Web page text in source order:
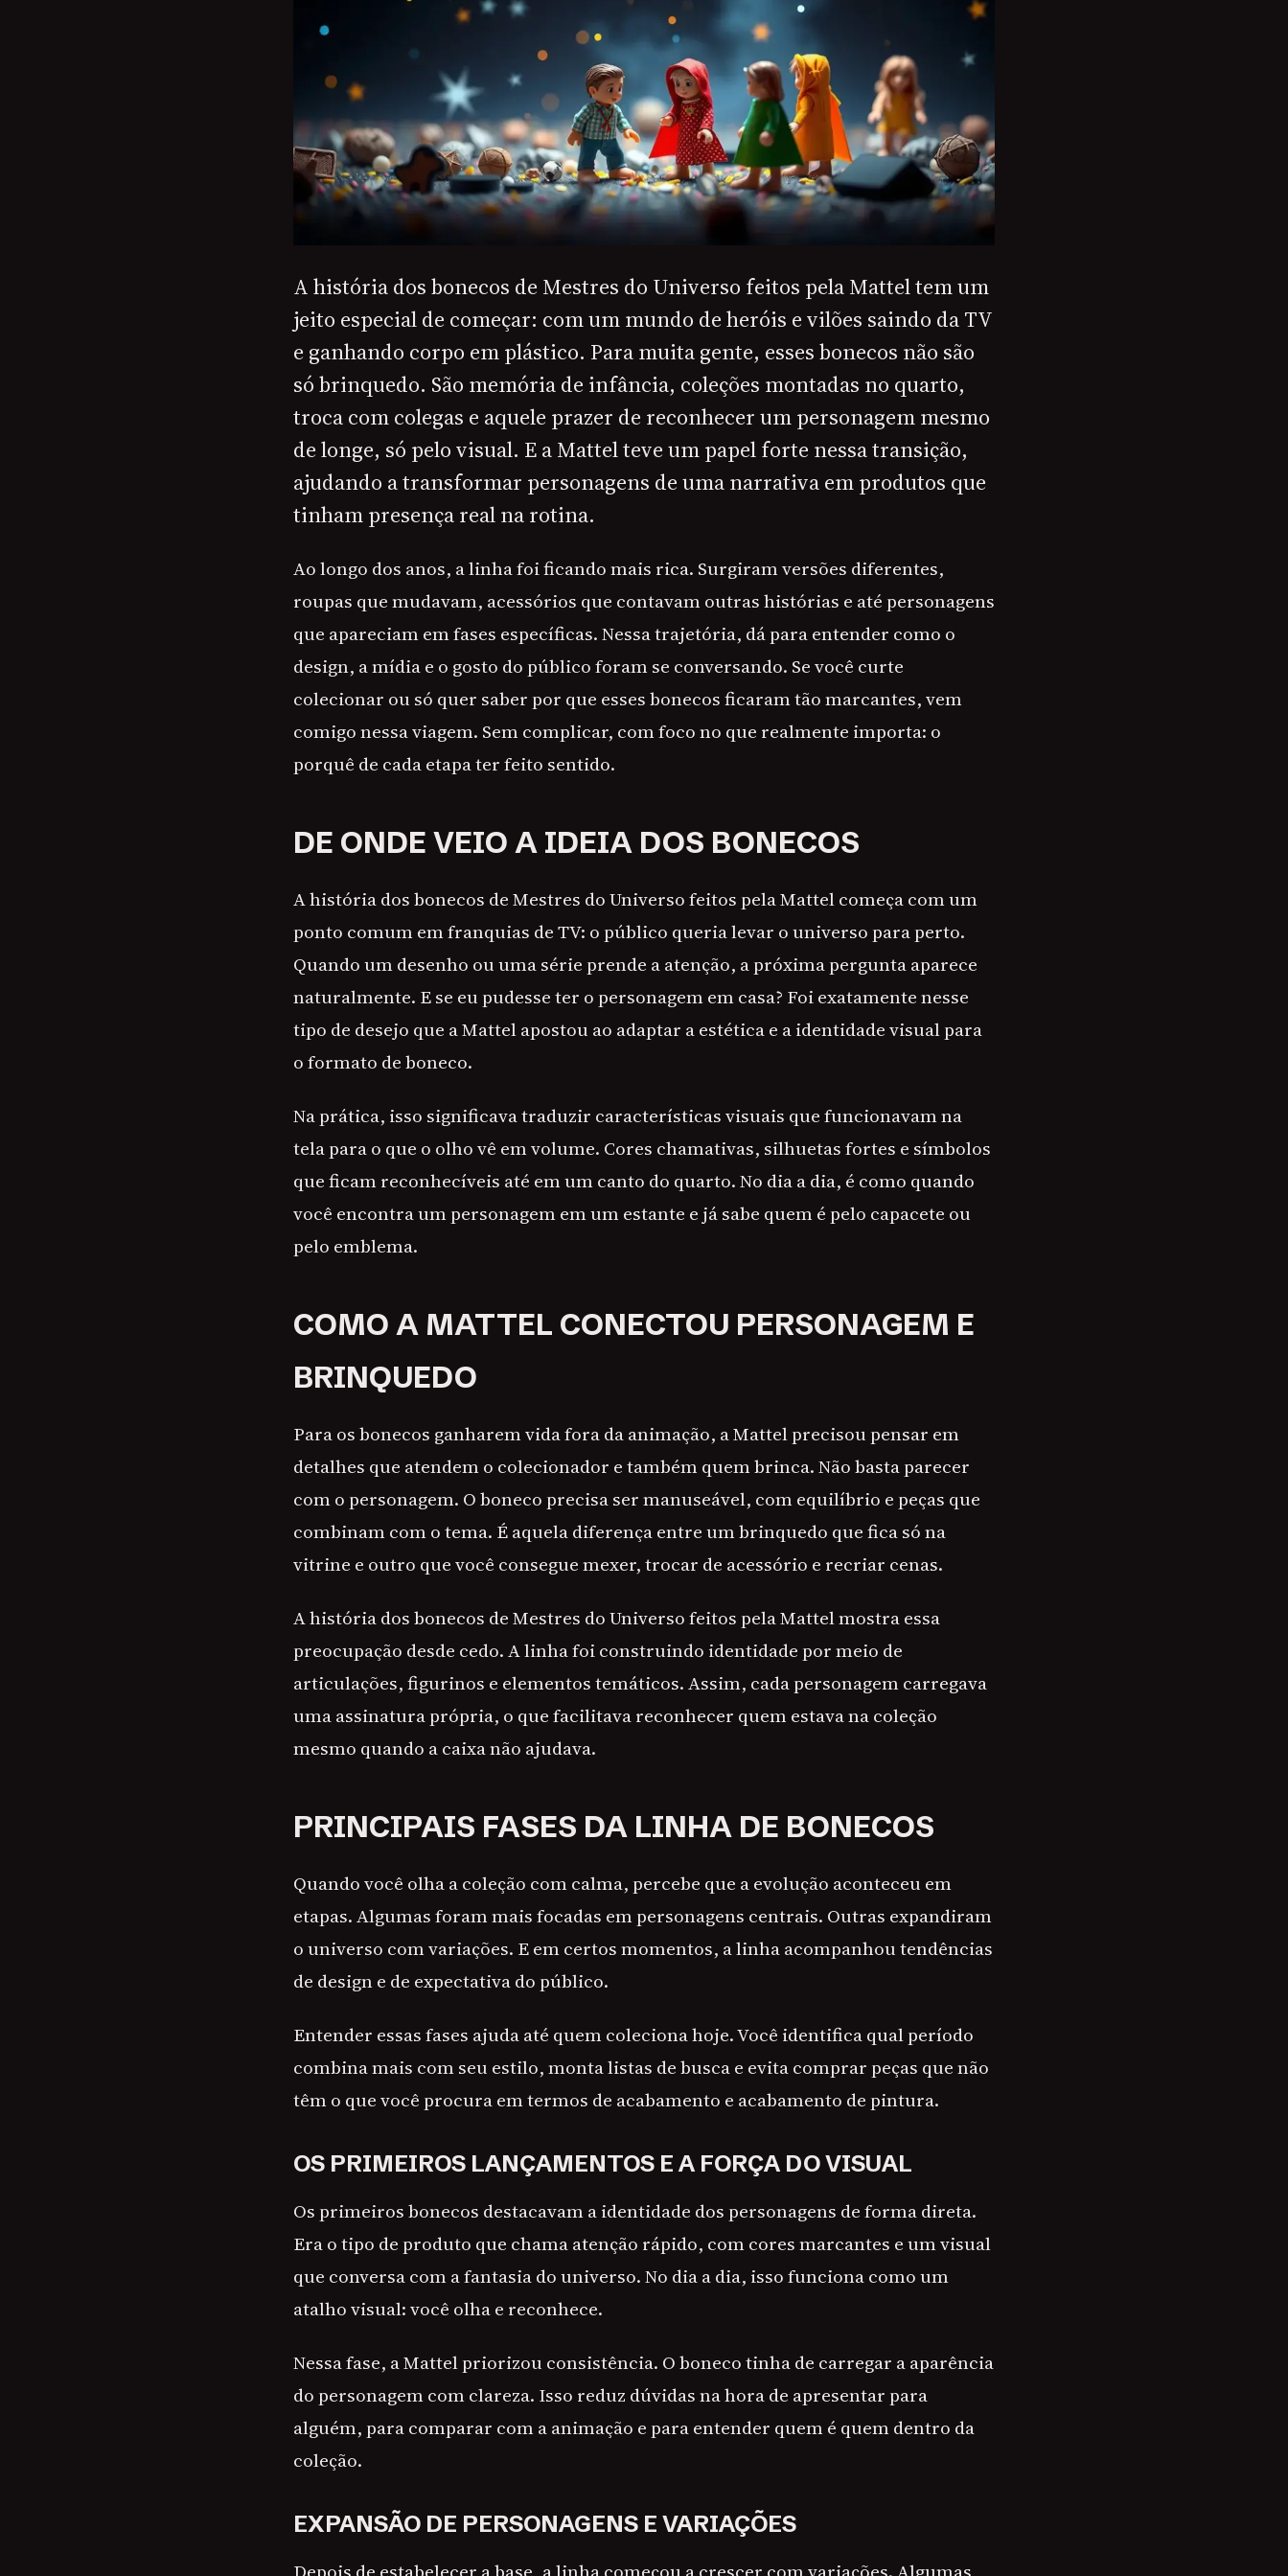
A história dos bonecos de Mestres do Universo feitos pela Mattel tem um
jeito especial de começar: com um mundo de heróis e vilões saindo da TV
e ganhando corpo em plástico. Para muita gente, esses bonecos não são
só brinquedo. São memória de infância, coleções montadas no quarto,
troca com colegas e aquele prazer de reconhecer um personagem mesmo
de longe, só pelo visual. E a Mattel teve um papel forte nessa transição,
ajudando a transformar personagens de uma narrativa em produtos que
tinham presença real na rotina.
Ao longo dos anos, a linha foi ficando mais rica. Surgiram versões diferentes,
roupas que mudavam, acessórios que contavam outras histórias e até personagens
que apareciam em fases específicas. Nessa trajetória, dá para entender como o
design, a mídia e o gosto do público foram se conversando. Se você curte
colecionar ou só quer saber por que esses bonecos ficaram tão marcantes, vem
comigo nessa viagem. Sem complicar, com foco no que realmente importa: o
porquê de cada etapa ter feito sentido.
DE ONDE VEIO A IDEIA DOS BONECOS
A história dos bonecos de Mestres do Universo feitos pela Mattel começa com um
ponto comum em franquias de TV: o público queria levar o universo para perto.
Quando um desenho ou uma série prende a atenção, a próxima pergunta aparece
naturalmente. E se eu pudesse ter o personagem em casa? Foi exatamente nesse
tipo de desejo que a Mattel apostou ao adaptar a estética e a identidade visual para
o formato de boneco.
Na prática, isso significava traduzir características visuais que funcionavam na
tela para o que o olho vê em volume. Cores chamativas, silhuetas fortes e símbolos
que ficam reconhecíveis até em um canto do quarto. No dia a dia, é como quando
você encontra um personagem em um estante e já sabe quem é pelo capacete ou
pelo emblema.
COMO A MATTEL CONECTOU PERSONAGEM E
BRINQUEDO
Para os bonecos ganharem vida fora da animação, a Mattel precisou pensar em
detalhes que atendem o colecionador e também quem brinca. Não basta parecer
com o personagem. O boneco precisa ser manuseável, com equilíbrio e peças que
combinam com o tema. É aquela diferença entre um brinquedo que fica só na
vitrine e outro que você consegue mexer, trocar de acessório e recriar cenas.
A história dos bonecos de Mestres do Universo feitos pela Mattel mostra essa
preocupação desde cedo. A linha foi construindo identidade por meio de
articulações, figurinos e elementos temáticos. Assim, cada personagem carregava
uma assinatura própria, o que facilitava reconhecer quem estava na coleção
mesmo quando a caixa não ajudava.
PRINCIPAIS FASES DA LINHA DE BONECOS
Quando você olha a coleção com calma, percebe que a evolução aconteceu em
etapas. Algumas foram mais focadas em personagens centrais. Outras expandiram
o universo com variações. E em certos momentos, a linha acompanhou tendências
de design e de expectativa do público.
Entender essas fases ajuda até quem coleciona hoje. Você identifica qual período
combina mais com seu estilo, monta listas de busca e evita comprar peças que não
têm o que você procura em termos de acabamento e acabamento de pintura.
OS PRIMEIROS LANÇAMENTOS E A FORÇA DO VISUAL
Os primeiros bonecos destacavam a identidade dos personagens de forma direta.
Era o tipo de produto que chama atenção rápido, com cores marcantes e um visual
que conversa com a fantasia do universo. No dia a dia, isso funciona como um
atalho visual: você olha e reconhece.
Nessa fase, a Mattel priorizou consistência. O boneco tinha de carregar a aparência
do personagem com clareza. Isso reduz dúvidas na hora de apresentar para
alguém, para comparar com a animação e para entender quem é quem dentro da
coleção.
EXPANSÃO DE PERSONAGENS E VARIAÇÕES